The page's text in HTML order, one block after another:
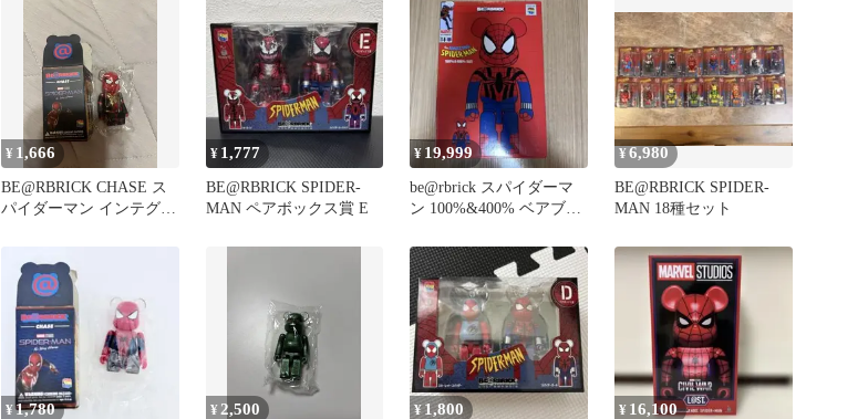
¥ 1,666
BE@RBRICK CHASE ス
パイダーマン インテグレ
¥ 1,777
BE@RBRICK SPIDER-
MAN ペアボックス賞 E
¥ 19,999
be@rbrick スパイダーマ
ン 100%&400% ベアブリ
¥6,980
BE@RBRICK SPIDER-
MAN 18種セット
¥1,780 ¥ 2,500 ¥1,800 ¥ 16,100